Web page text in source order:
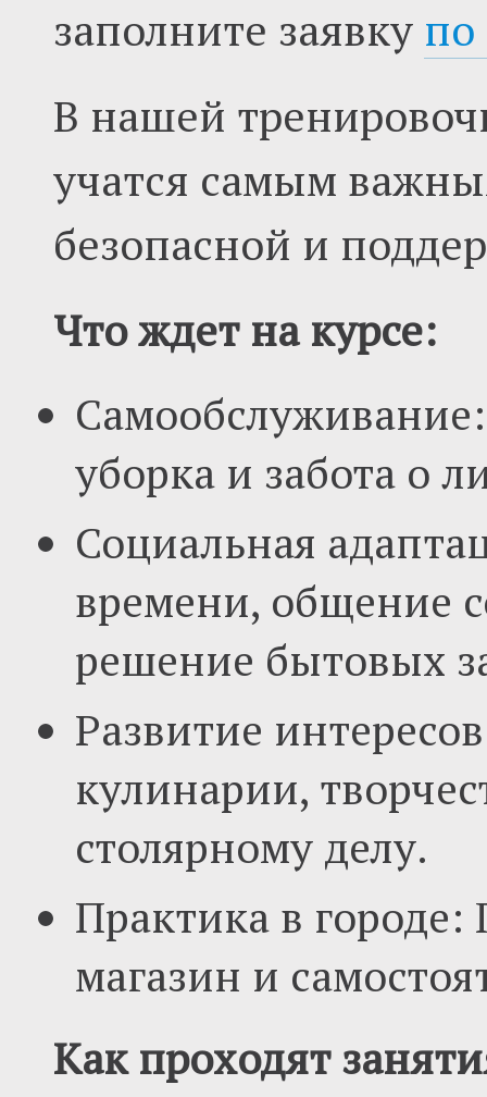
заполните заявку по
В нашей
учатся самым
безопасной и
Что ждет на курсе:
уборка и забота о
Социальная
времени, общение
решение бытовых
Развитие
кулинарии,
столярному делу.
Практика в
магазин и
Как проходят